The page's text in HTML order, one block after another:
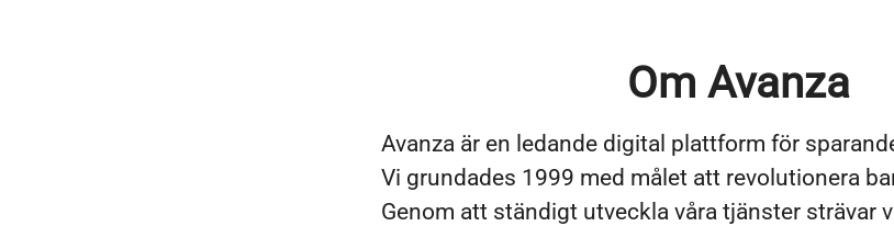
Om Avanza
Avanza är en ledande digital plattform för
Vi grundades 1999 med målet att revolutionera
Genom att ständigt utveckla våra tjänster strävar